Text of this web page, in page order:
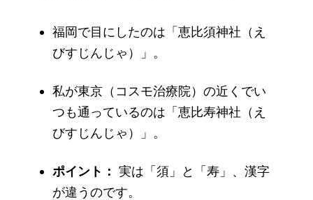
福岡で目にしたのは「恵比須神社（え
びすじんじゃ）」。
私が東京（コスモ治療院）の近くでい
つも通っているのは「恵比寿神社（え
びすじんじゃ）」。
ポイント： 実は「須」と「寿」、漢字
が違うのです。